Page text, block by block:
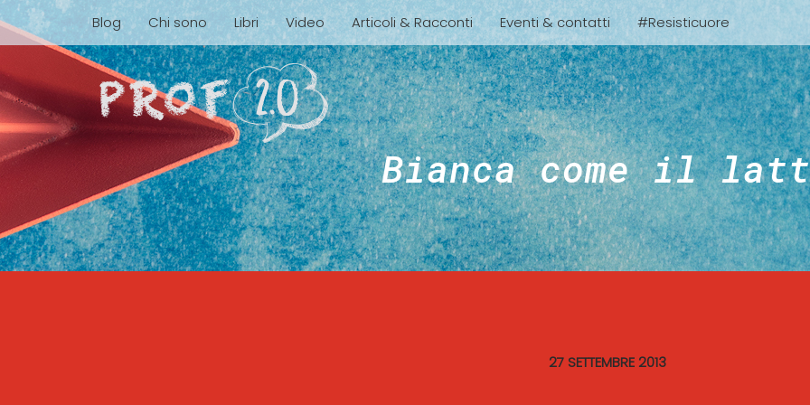
Blog Chi sono Libri Video Articoli & Racconti Eventi & contatti #Resisticuore
Bianca come il
27 SETTEMBRE 2013